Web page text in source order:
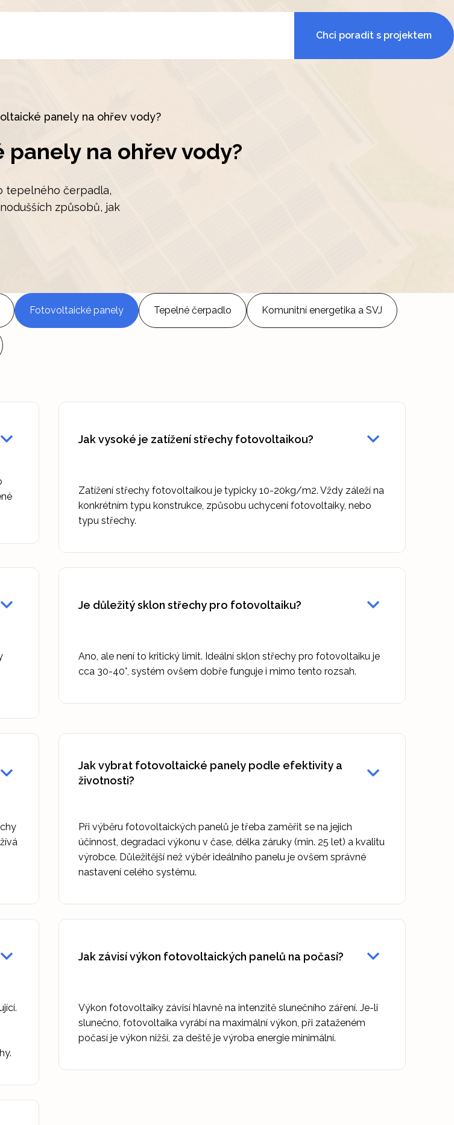
Chci poradit s projektem
panely na ohřev vody?
na ohřev vody?
tepelného čerpadla,
způsobů, jak
Fotovoltaické panely Tepelné čerpadlo Komunitní energetika a SVJ
Jak vysoké je zatížení střechy fotovoltaikou?
Zatížení střechy fotovoltaikou je typicky 10-20kg/m2. Vždy záleží na
konkrétním typu konstrukce, způsobu uchycení fotovoltaiky, nebo
typu střechy.
Je důležitý sklon střechy pro fotovoltaiku?
Ano, ale není to kritický limit. Ideální sklon střechy pro fotovoltaiku je
cca 30-40°, systém ovšem dobře funguje i mimo tento rozsah.
Jak vybrat fotovoltaické panely podle efektivity a
životnosti?
Při výběru fotovoltaických panelů je třeba zaměřit se na jejich
účinnost, degradaci výkonu v čase, délka záruky (min. 25 let) a kvalitu
výrobce. Důležitější než výběr ideálního panelu je ovšem správné
nastavení celého systému.
Jak závisí výkon fotovoltaických panelů na počasí?
Výkon fotovoltaiky závisí hlavně na intenzitě slunečního záření. Je-li
slunečno, fotovoltaika vyrábí na maximální výkon, při zataženém
počasí je výkon nižší, za deště je výroba energie minimální.